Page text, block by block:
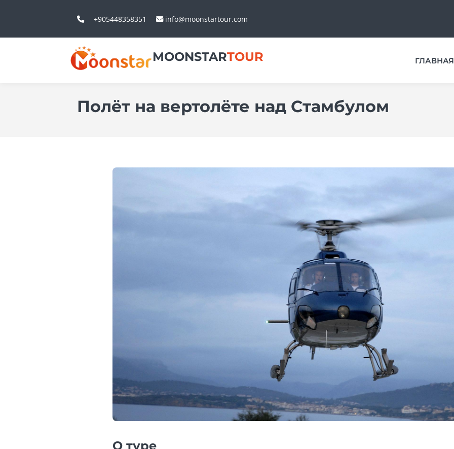
+905448358351 info@moonstartour.com
MOONSTARTOUR ГЛАВНАЯ
Полёт на вертолёте над Стамбулом
О туре